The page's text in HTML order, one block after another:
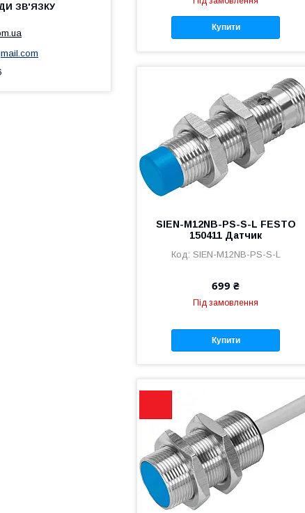
Купити
SIEN-M12NB-PS-S-L FESTO
150411 Датчик
SIEN-M12NB-PS-S-L
699 ₴
Під замовлення
Купити